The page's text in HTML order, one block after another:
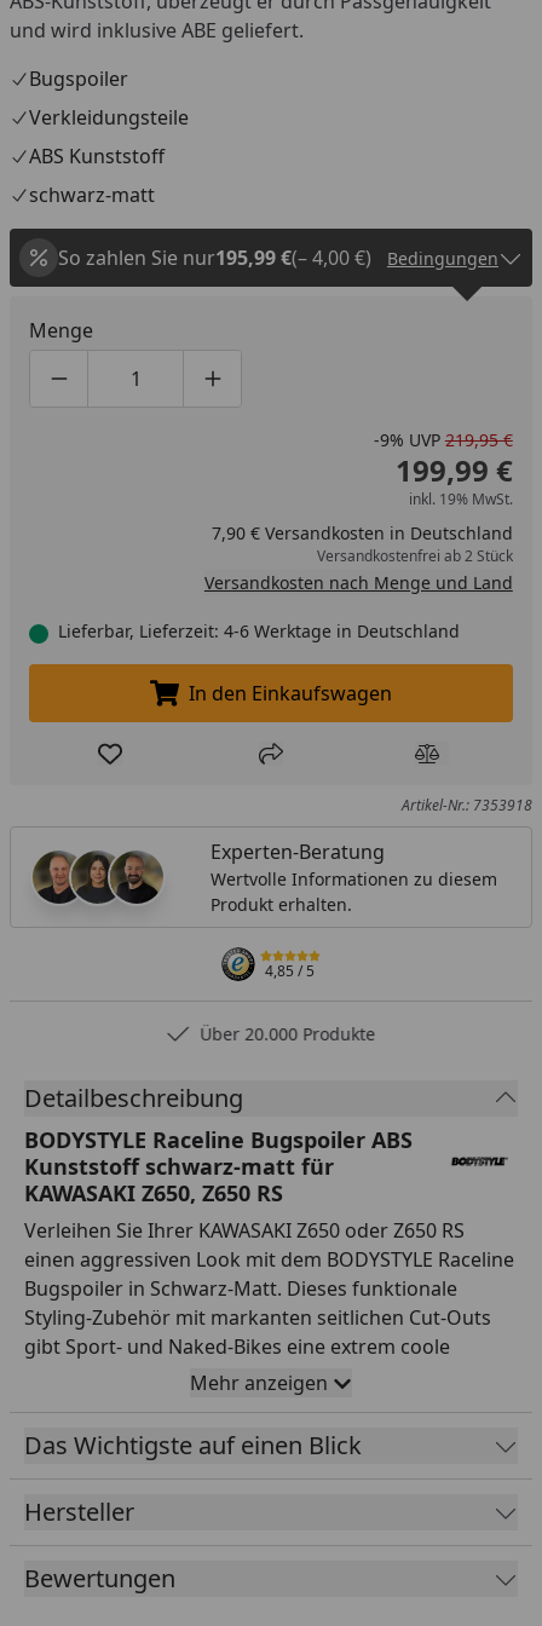
und wird inklusive ABE geliefert.
Bugspoiler
Verkleidungsteile
ABS Kunststoff
schwarz-matt
So zahlen Sie nur195,99 €(– 4,00 €) Bedingungen
Menge
Produktmenge um eins verringern
Produktmenge manuell eingeben
Produktmenge um eins erhöhen
-9% UVP 219,95 €
199,99 €
inkl. 19% MwSt.
7,90 € Versandkosten in Deutschland
Versandkostenfrei ab 2 Stück
Versandkosten nach Menge und Land
Lieferbar, Lieferzeit: 4-6 Werktage in Deutschland
In den Einkaufswagen legen
In den Einkaufswagen
Produkt zur Wunschliste hinzufügen
Teilen Produkt
Artikel-Nr.: 7353918
Experten-Beratung
Wertvolle Informationen zu diesem
Produkt erhalten.
4,85/ 5
Über 20.000 Produkte
Detailbeschreibung
BODYSTYLE Raceline Bugspoiler ABS
Kunststoff schwarz-matt für
KAWASAKI Z650, Z650 RS
Verleihen Sie Ihrer KAWASAKI Z650 oder Z650 RS
einen aggressiven Look mit dem BODYSTYLE Raceline
Bugspoiler in Schwarz-Matt. Dieses funktionale
Styling-Zubehör mit markanten seitlichen Cut-Outs
gibt Sport- und Naked-Bikes eine extrem coole
Rennstrecken-Optik. Als Premium-Marke der Fechter
mit höchster Passgenauigkeit und deutscher
Präzision unter dem Motto SOUND – STYLE –
Kunststoff gefertigt, ist extrem robust und UV-
beständig. Durch die Lackierung in Schwarz-Matt ist
das Teil sofort montagefertig und fügt sich nahtlos in
Mehr anzeigen
Das Wichtigste auf einen Blick
Hersteller
Bewertungen